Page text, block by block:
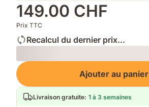
149.00 CHF
Prix TTC
Recalcul du dernier prix...
Loading
Ajouter au panier
Livraison gratuite: 1 à 3 semaines